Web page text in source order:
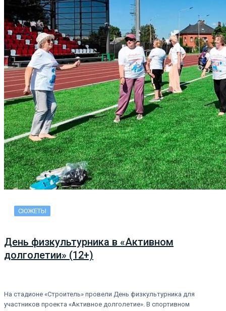
СЮЖЕТЫ
День физкультурника в «Активном
долголетии» (12+)
На стадионе «Строитель» провели День физкультурника для
участников проекта «Активное долголетие». В спортивном